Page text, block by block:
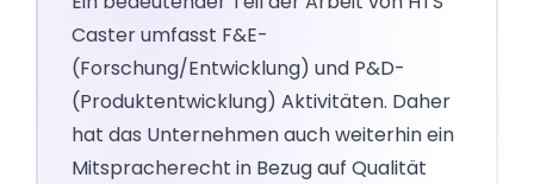
Caster umfasst F&E-
(Forschung/Entwicklung) und P&D-
(Produktentwicklung) Aktivitäten. Daher
hat das Unternehmen auch weiterhin ein
Mitspracherecht in Bezug auf Qualität